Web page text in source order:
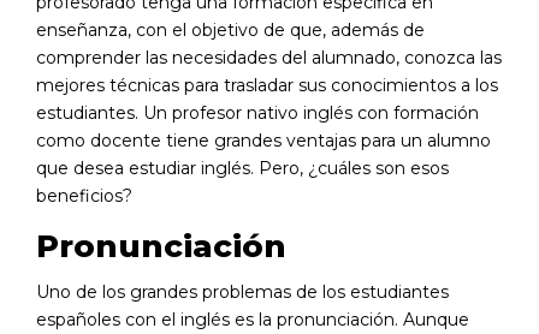
enseñanza, con el objetivo de que, además de
comprender las necesidades del alumnado, conozca las
mejores técnicas para trasladar sus conocimientos a los
estudiantes. Un profesor nativo inglés con formación
como docente tiene grandes ventajas para un alumno
que desea estudiar inglés. Pero, ¿cuáles son esos
beneficios?
Pronunciación
Uno de los grandes problemas de los estudiantes
españoles con el inglés es la pronunciación. Aunque